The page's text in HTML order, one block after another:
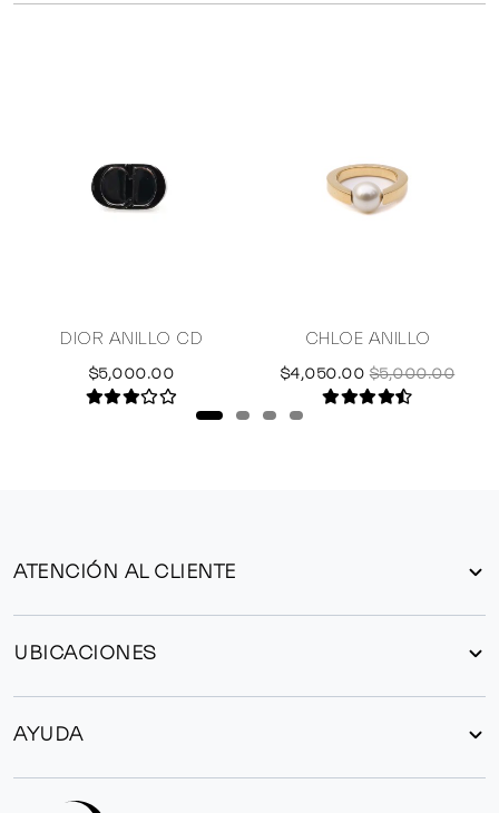
DIOR ANILLO CD
$5,000.00
CHLOE ANILLO
$4,050.00 $5,000.00
ATENCIÓN AL CLIENTE
UBICACIONES
AYUDA